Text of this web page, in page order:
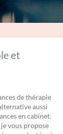
et
de thérapie
aussi
en cabinet.
vous propose